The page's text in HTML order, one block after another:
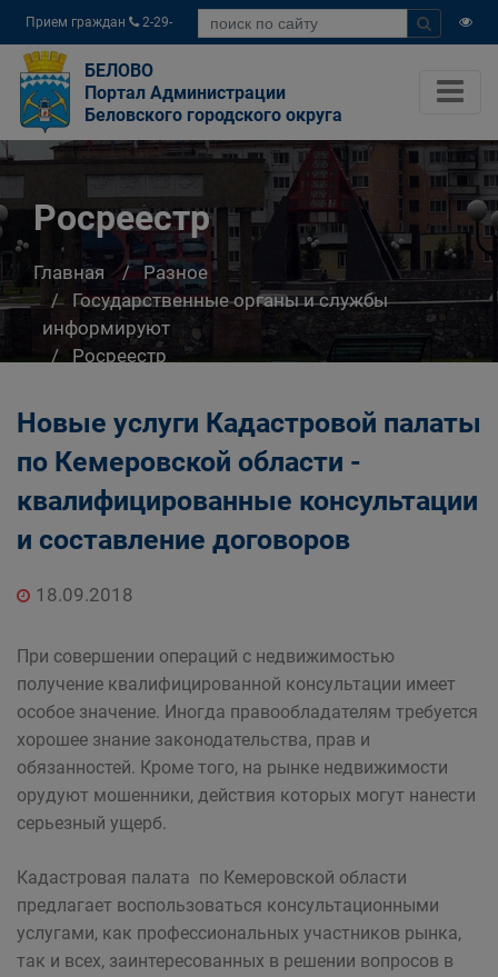
Прием граждан
2-29-
04
БЕЛОВО
Портал Администрации
Беловского городского округа
Росреестр
Главная
Разное
Государственные органы и службы
информируют
Росреестр
Новые услуги Кадастровой палаты
по Кемеровской области -
квалифицированные консультации
и составление договоров
18.09.2018
При совершении операций с недвижимостью
получение квалифицированной консультации имеет
особое значение. Иногда правообладателям требуется
хорошее знание законодательства, прав и
обязанностей. Кроме того, на рынке недвижимости
орудуют мошенники, действия которых могут нанести
серьезный ущерб.
Кадастровая палата по Кемеровской области
предлагает воспользоваться консультационными
услугами, как профессиональных участников рынка,
так и всех, заинтересованных в решении вопросов в